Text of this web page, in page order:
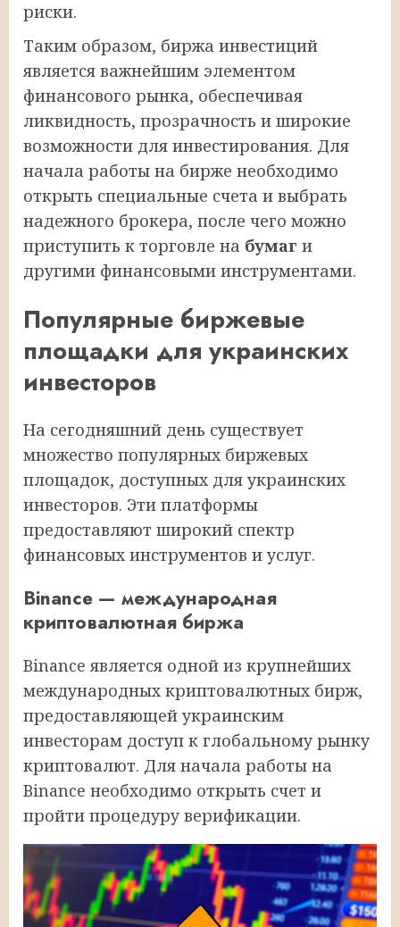
риски.
Таким образом, биржа инвестиций
является важнейшим элементом
финансового рынка, обеспечивая
ликвидность, прозрачность и широкие
возможности для инвестирования. Для
начала работы на бирже необходимо
открыть специальные счета и выбрать
надежного брокера, после чего можно
приступить к торговле на бумаг и
другими финансовыми инструментами.
Популярные биржевые
площадки для украинских
инвесторов
На сегодняшний день существует
множество популярных биржевых
площадок, доступных для украинских
инвесторов. Эти платформы
предоставляют широкий спектр
финансовых инструментов и услуг.
Binance — международная
криптовалютная биржа
Binance является одной из крупнейших
международных криптовалютных бирж,
предоставляющей украинским
инвесторам доступ к глобальному рынку
криптовалют. Для начала работы на
Binance необходимо открыть счет и
пройти процедуру верификации.